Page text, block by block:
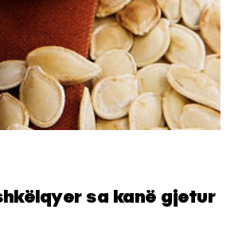
sa kanë gjetur